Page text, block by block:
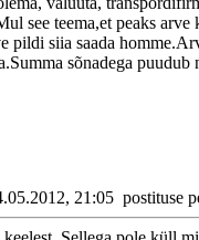
vead ja
see teema,et peaks
pildi siia saada
sõnadega
21:05 postituse